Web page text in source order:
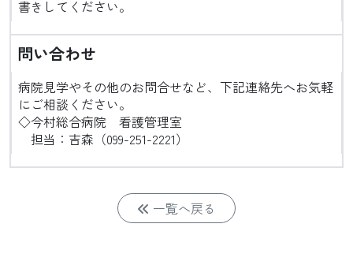
書きしてください。
問い合わせ
病院見学やその他のお問合せなど、下記連絡先へお気軽
にご相談ください。
◇今村総合病院 看護管理室
担当：吉森（099-251-2221）
一覧へ戻る